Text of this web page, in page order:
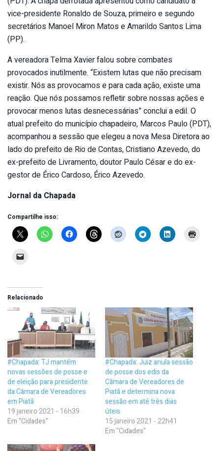
vice-presidente Ronaldo de Souza, primeiro e segundo
secretários Manoel Miron Matos e Amarildo Santos Lima
(PP).
A vereadora Telma Xavier falou sobre combates
provocados inutilmente. “Existem lutas que não precisam
existir. Nós as provocamos e para cada ação, existe uma
reação. Que nós possamos refletir sobre nossas ações e
provocar menos lutas desnecessárias” conclui a edil. O
atual prefeito do município chapadeiro, Marcos Paulo (PDT),
acompanhou a sessão que elegeu a nova Mesa Diretora ao
lado do prefeito de Rio de Contas, Cristiano Azevedo, do
ex-prefeito de Livramento, doutor Paulo César e do ex-
gestor de Érico Cardoso, Érico Azevedo.
Jornal da Chapada
Compartilhe isso:
Relacionado
#Chapada: TJ mantém
novas sessões de posse e
de eleição para presidente
da Câmara de Vereadores
em Piatã
19 janeiro 2021 - 16h39
Em "Cidades"
#Chapada: Juiz anula sessão
de posse dos edis da
Câmara de Vereadores de
Piatã e determina nova
sessão em até três dias
úteis
15 janeiro 2021 - 22h41
Em "Cidades"